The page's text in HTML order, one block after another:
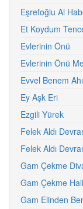
Eşrefoğlu Al
Et Koydum
Evlerinin Önü
Evlerinin Önü
Evvel Benem
Ey Aşk Eri
Ezgili Yürek
Felek Aldı
Felek Aldı
Gam Çekme
Gam Çekme
Gam Elinden